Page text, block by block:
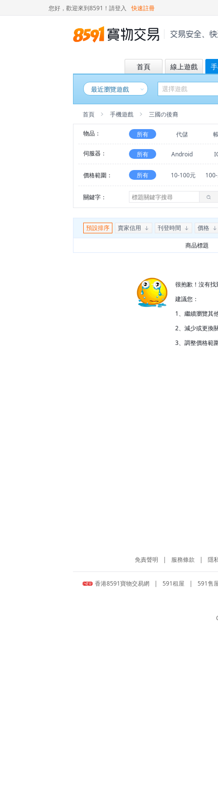
您好，歡迎來到8591！ 請登入 快速註冊
首頁 線上遊戲
最近瀏覽遊戲
首頁 手機遊戲 三國の後裔
物品： 所有 代儲
伺服器： 所有 Android
價格範圍： 所有 10-100元
關鍵字：
預設排序 賣家信用 刊登時間 價格
商品標題
很抱歉！沒有
建議您：
1、繼續瀏覽其
2、減少或更換
3、調整價格範
免責聲明 | 服務條款 | 隱
香港8591寶物交易網 | 591租屋 | 591售